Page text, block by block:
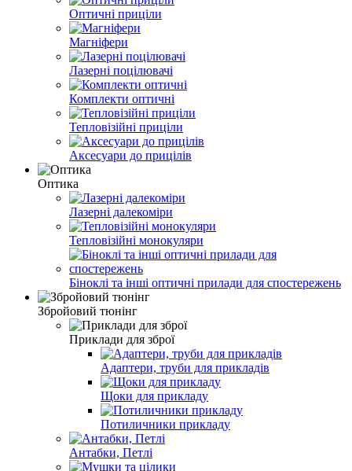
Оптичні приціли
Магніфери
Лазерні поцілювачі
Комплекти оптичні
Тепловізійні приціли
Аксесуари до прицілів
Оптика
Лазерні далекоміри
Тепловізійні монокуляри
Біноклі та інші оптичні прилади для спостережень
Збройовий тюнінг
Приклади для зброї
Адаптери, труби для прикладів
Щоки для прикладу
Потиличники прикладу
Антабки, Петлі